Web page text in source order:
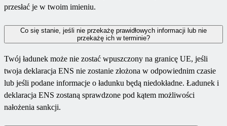
przesłać je w twoim imieniu.
Co się stanie, jeśli nie przekażę prawidłowych informacji lub nie
przekażę ich w terminie?
Twój ładunek może nie zostać wpuszczony na granicę UE, jeśli
twoja deklaracja ENS nie zostanie złożona w odpowiednim czasie
lub jeśli podane informacje o ładunku będą niedokładne. Ładunek i
deklaracja ENS zostaną sprawdzone pod kątem możliwości
nałożenia sankcji.